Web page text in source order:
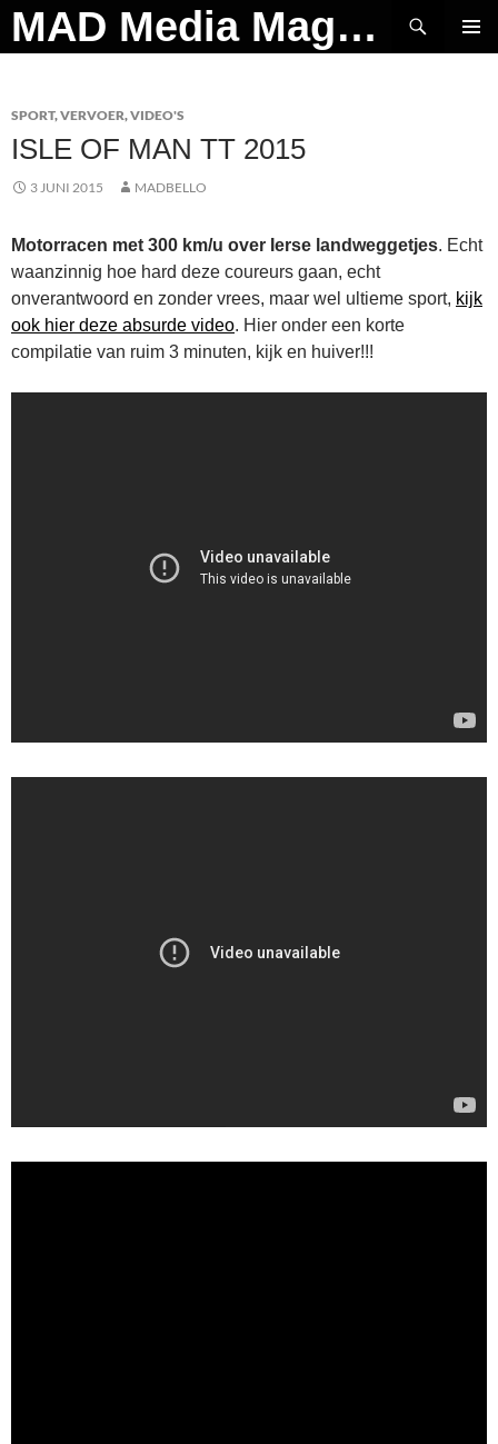
Ga
naar
MAD Media Magazine
Zoeken
SPORT,VERVOER,VIDEO'S
ISLE OF MAN TT 2015
3 JUNI 2015 MADBELLO
Motorracen met 300 km/u over Ierse landweggetjes. Echt
waanzinnig hoe hard deze coureurs gaan, echt
onverantwoord en zonder vrees, maar wel ultieme sport, kijk
ook hier deze absurde video. Hier onder een korte
compilatie van ruim 3 minuten, kijk en huiver!!!